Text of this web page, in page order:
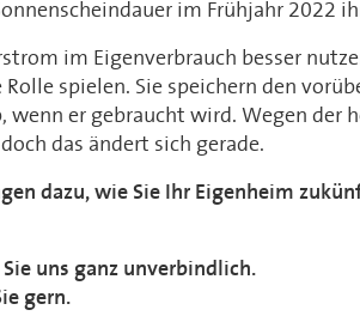
im Frühjahr 2022
im Eigenverbrauch besser
spielen. Sie speichern den
wenn er gebraucht wird. Wegen der
das ändert sich gerade.
dazu, wie Sie Ihr Eigenheim
uns ganz unverbindlich.
gern.